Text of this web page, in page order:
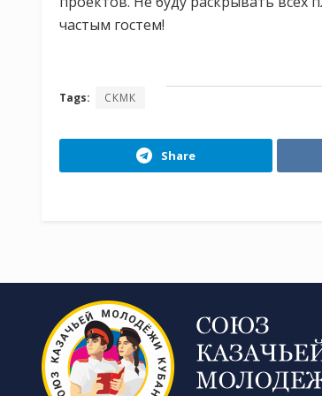
частым гостем!
Tags: СКМК
Share